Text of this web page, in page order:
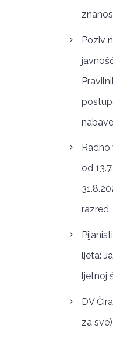
Poziv
nabave
od
razred
ljeta:
ljetnoj
DV
za sve)